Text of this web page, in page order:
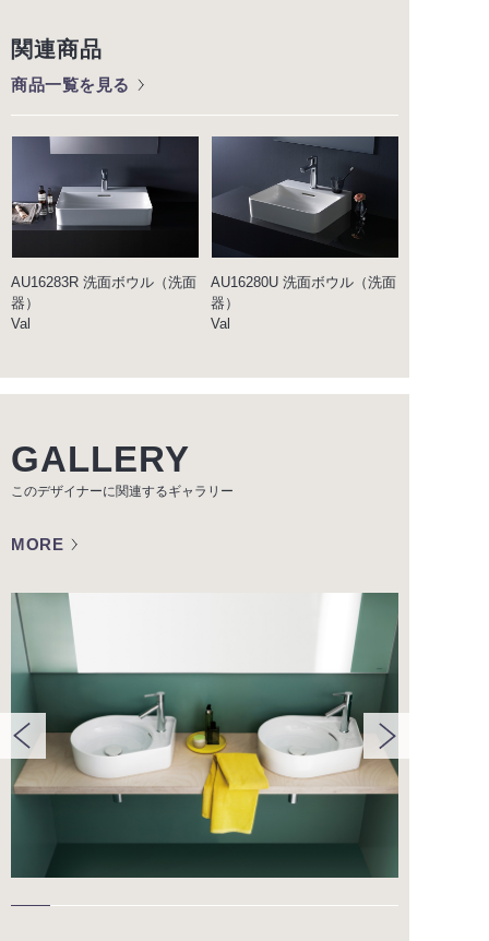
関連商品
商品一覧を見る
AU16283R 洗面ボウル（洗面
器）
Val
AU16280U 洗面ボウル（洗面
器）
Val
GALLERY
このデザイナーに関連するギャラリー
MORE